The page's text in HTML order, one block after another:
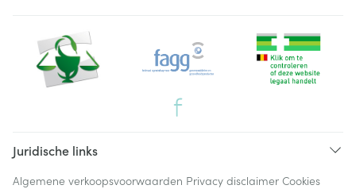
Juridische links
Algemene verkoopsvoorwaarden Privacy disclaimer Cookies